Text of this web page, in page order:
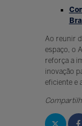
Ao reunir
espaço, o
reforça a
inovação
eficiente e